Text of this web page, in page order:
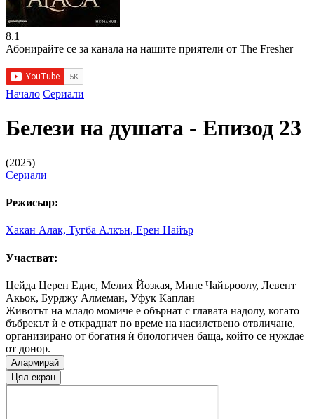
8.1
Абонирайте се за канала на нашите приятели от The Fresher
Начало Сериали
Белези на душата - Епизод 23
(2025)
Сериали
Режисьор:
Хакан Алак, Тугба Алкън, Ерен Найър
Участват:
Цейда Церен Едис, Мелих Йозкая, Мине Чайъроолу, Левент
Акьок, Бурджу Алмеман, Уфук Каплан
Животът на младо момиче е обърнат с главата надолу, когато
бъбрекът ѝ е откраднат по време на насилствено отвличане,
организирано от богатия ѝ биологичен баща, който се нуждае
от донор.
Алармирай
Цял екран